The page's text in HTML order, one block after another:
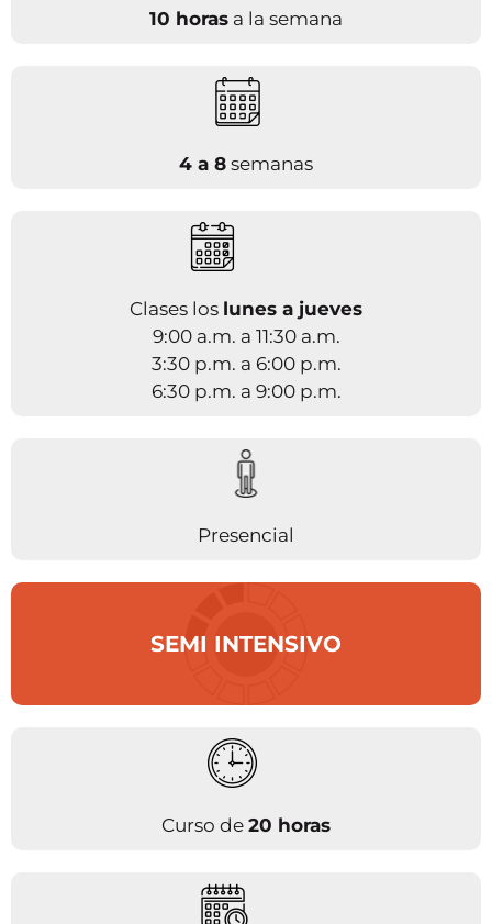
10 horas a la semana
4 a 8 semanas
Clases los lunes a jueves
9:00 a.m. a 11:30 a.m.
3:30 p.m. a 6:00 p.m.
6:30 p.m. a 9:00 p.m.
Presencial
SEMI INTENSIVO
Curso de 20 horas